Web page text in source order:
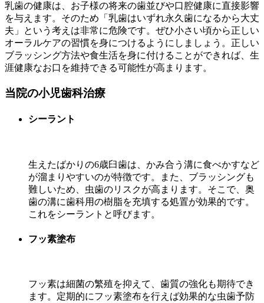
乳歯の健康は、お子様の将来の歯並びや口腔健康に直接影響
を与えます。そのため「乳歯はいずれ永久歯になるから大丈
夫」という考えは非常に危険です。ぜひ小さい頃から正しい
オーラルケアの習慣を身につけるようにしましょう。正しい
ブラッシング方法や食生活を身に付けることができれば、生
涯健康なお口を維持できる可能性が高まります。
当院の小児歯科治療
シーラント
生えたばかりの6歳臼歯は、かみ合う溝に食べかすなど
が溜まりやすいのが特徴です。また、ブラッシングも
難しいため、虫歯のリスクが高まります。そこで、奥
歯の溝に歯科用の樹脂を充填する処置が効果的です。
これをシーラントと呼びます。
フッ素塗布
フッ素は細菌の繁殖を抑えて、歯質の強化も期待でき
ます。定期的にフッ素塗布を行えば効果的な虫歯予防